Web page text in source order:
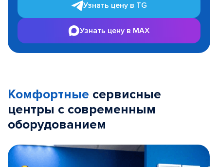
Узнать цену в TG
Узнать цену в MAX
Комфортные сервисные
центры с современным
оборудованием